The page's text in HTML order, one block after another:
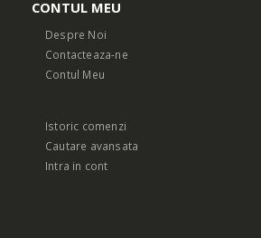
CONTUL MEU
Despre Noi
Contacteaza-ne
Contul Meu
Istoric comenzi
Cautare avansata
Intra in cont